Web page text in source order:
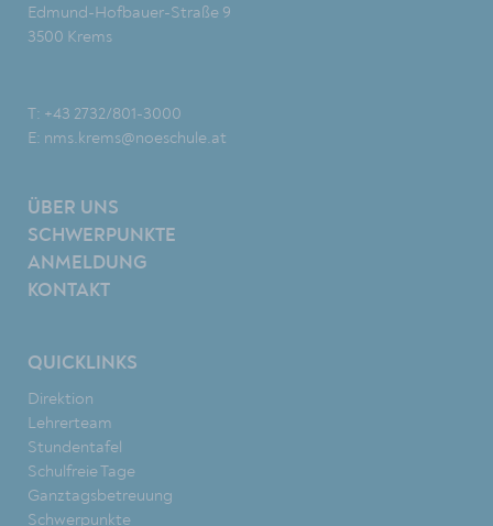
Edmund-Hofbauer-Straße 9
3500 Krems
T: +43 2732/801-3000
E: nms.krems@noeschule.at
ÜBER UNS
SCHWERPUNKTE
ANMELDUNG
KONTAKT
QUICKLINKS
Direktion
Lehrerteam
Stundentafel
Schulfreie Tage
Ganztagsbetreuung
Schwerpunkte